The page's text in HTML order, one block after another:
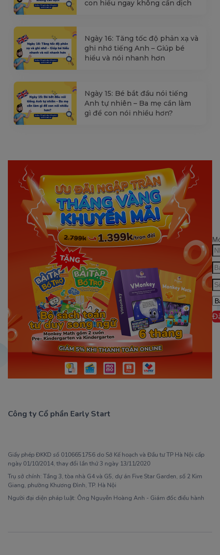
con hiểu ngay không cần dịch
Ngày 16: Tăng tốc độ phản xạ và
ghi nhớ tiếng Anh – Giúp bé
hiểu và nói nhanh hơn
Ngày 15: Bé bắt đầu nói tiếng
Anh tự nhiên – Ba mẹ cần làm
gì để con nói nhiều hơn?
Công ty Cổ phần Early Start
Giấy phép ĐKKD số 0106651756 do Sở Kế hoạch và Đầu tư TP Hà Nội cấp
ngày 01/10/2014, thay đổi lần thứ 3 ngày 13/11/2020
Trụ sở chính: Tầng 3, tòa nhà G4 và G5, dự án Five Star Garden, số 2 Kim
Giang, phường Khương Đình, TP. Hà Nội
Người đại diện pháp luật: Ông Nguyễn Hoàng Anh - Giám đốc điều hành